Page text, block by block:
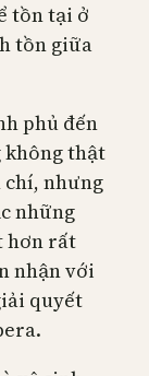
tồn tại ở
tồn giữa
phủ đến
không thật
chí, nhưng
những
hơn rất
nhận với
quyết